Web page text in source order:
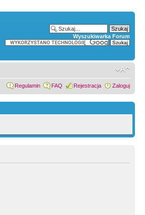
Wyszukiwarka Forum
Regulamin FAQ Rejestracja Zaloguj